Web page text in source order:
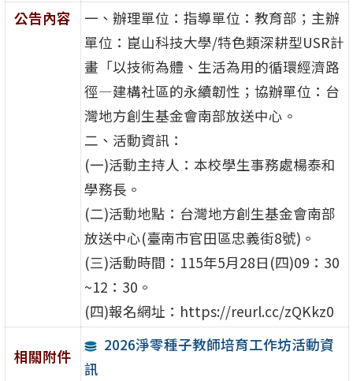
公告內容
一、辦理單位：指導單位：教育部；主辦
單位：崑山科技大學/特色類深耕型USR計
畫「以技術為體、生活為用的循環經濟路
徑—建構社區的永續韌性；協辦單位：台
灣地方創生基金會南部放送中心。
二、活動資訊：
(一)活動主持人：本校學生事務處楊泰和
學務長。
(二)活動地點：台灣地方創生基金會南部
放送中心(臺南市官田區忠義街8號)。
(三)活動時間：115年5月28日(四)09：30
~12：30。
(四)報名網址：https://reurl.cc/zQKkz0
相關附件
2026淨零種子教師培育工作坊活動資
訊